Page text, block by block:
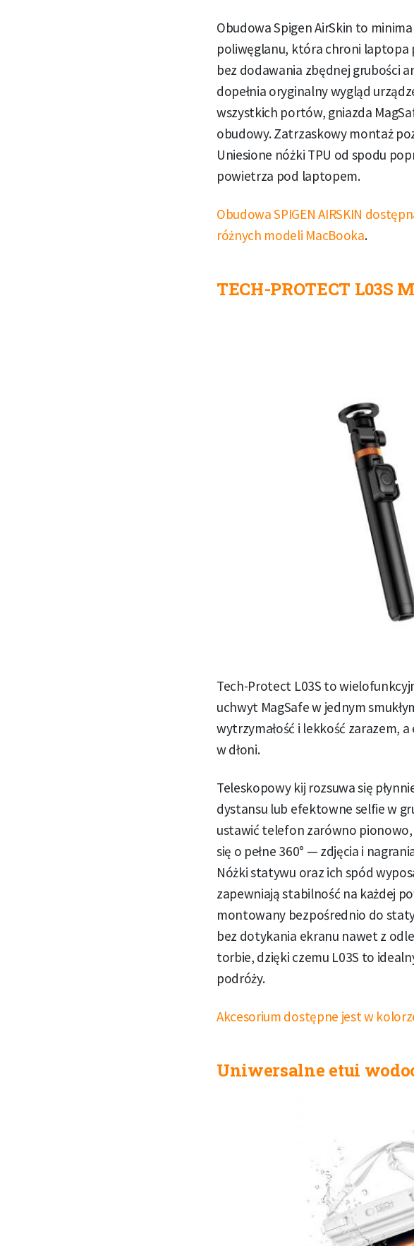
Obudowa Spigen AirSkin to
poliwęglanu, która chroni laptopa
bez dodawania zbędnej grubości
dopełnia oryginalny wygląd
wszystkich portów, gniazda
obudowy. Zatrzaskowy montaż
Uniesione nóżki TPU od spodu
powietrza pod laptopem.
Obudowa SPIGEN AIRSKIN
różnych modeli MacBooka.
TECH-PROTECT L03S
Tech-Protect L03S to
uchwyt MagSafe w jednym
wytrzymałość i lekkość zarazem,
w dłoni.
Teleskopowy kij rozsuwa się
dystansu lub efektowne selfie w
ustawić telefon zarówno
się o pełne 360° — zdjęcia i
Nóżki statywu oraz ich spód
zapewniają stabilność na każdej
montowany bezpośrednio do
bez dotykania ekranu nawet z
torbie, dzięki czemu L03S to
podróży.
Akcesorium dostępne jest w
Uniwersalne etui